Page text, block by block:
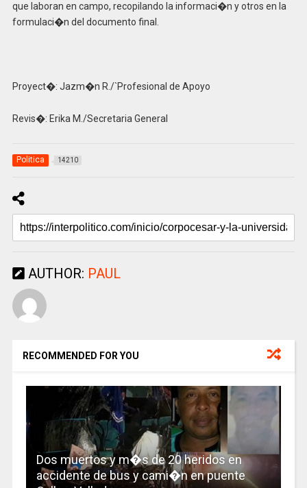
que laboran en campo, recopilando la informaci�n y otros en la
formulaci�n del documento final.
Proyect�: Jazm�n R./`Profesional de Apoyo
Revis�: Erika M./Secretaria General
Politica 14210
AUTHOR: PAUL
RECOMMENDED FOR YOU
Dos muertos y m�s de 20 heridos en
accidente de bus y cami�n en puente